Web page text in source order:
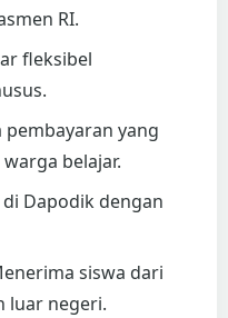
RI.
fleksibel
pembayaran yang
belajar.
Dapodik dengan
siswa dari
luar negeri.